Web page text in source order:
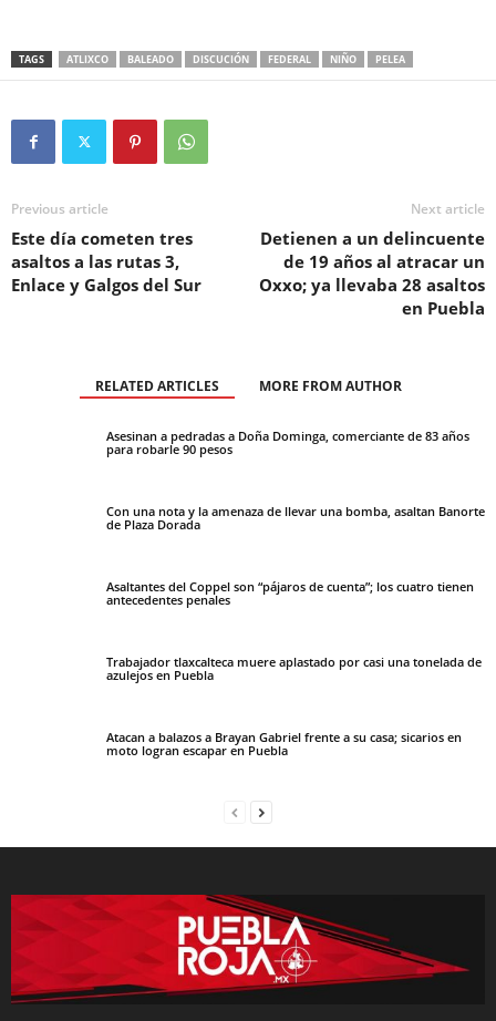
TAGS ATLIXCO BALEADO DISCUCIÓN FEDERAL NIÑO PELEA
Previous article
Este día cometen tres
asaltos a las rutas 3,
Enlace y Galgos del Sur
Next article
Detienen a un delincuente
de 19 años al atracar un
Oxxo; ya llevaba 28 asaltos
en Puebla
RELATED ARTICLES MORE FROM AUTHOR
Asesinan a pedradas a Doña Dominga, comerciante de 83 años
para robarle 90 pesos
Con una nota y la amenaza de llevar una bomba, asaltan Banorte
de Plaza Dorada
Asaltantes del Coppel son “pájaros de cuenta”; los cuatro tienen
antecedentes penales
Trabajador tlaxcalteca muere aplastado por casi una tonelada de
azulejos en Puebla
Atacan a balazos a Brayan Gabriel frente a su casa; sicarios en
moto logran escapar en Puebla